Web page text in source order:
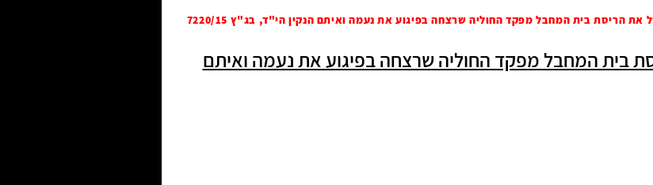
הריסת בית המחבל מפקד החוליה שרצחה בפיגוע את נעמה ואיתם הנקין הי"ד, בג"ץ 7220/15
את הריסת בית המחבל מפקד החוליה שרצחה בפיגוע את נעמה ואיתם